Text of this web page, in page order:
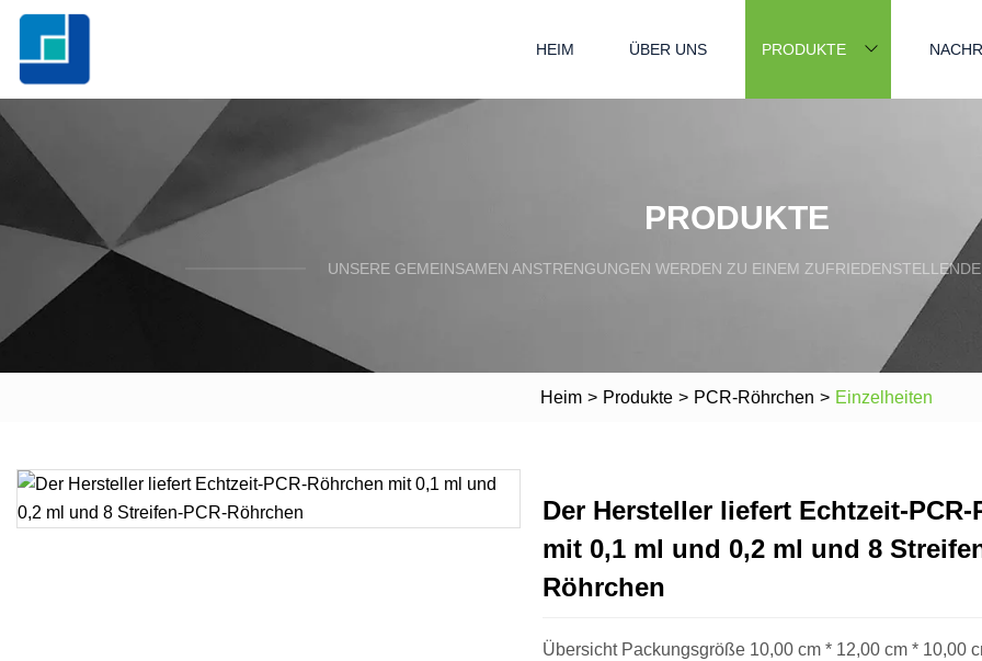
HEIM ÜBER UNS PRODUKTE
PRODUKTE
UNSERE GEMEINSAMEN ANSTRENGUNGEN WERDEN ZU EINEM
Heim > Produkte > PCR-Röhrchen > Einzelheiten
Der Hersteller liefert Echtzeit-
mit 0,1 ml und 0,2 ml und 8
Röhrchen
Übersicht Packungsgröße 10,00 cm * 12,00 cm * 10,00